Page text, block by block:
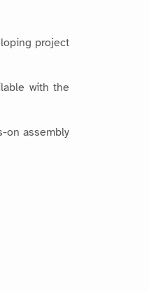
project
with the
on assembly